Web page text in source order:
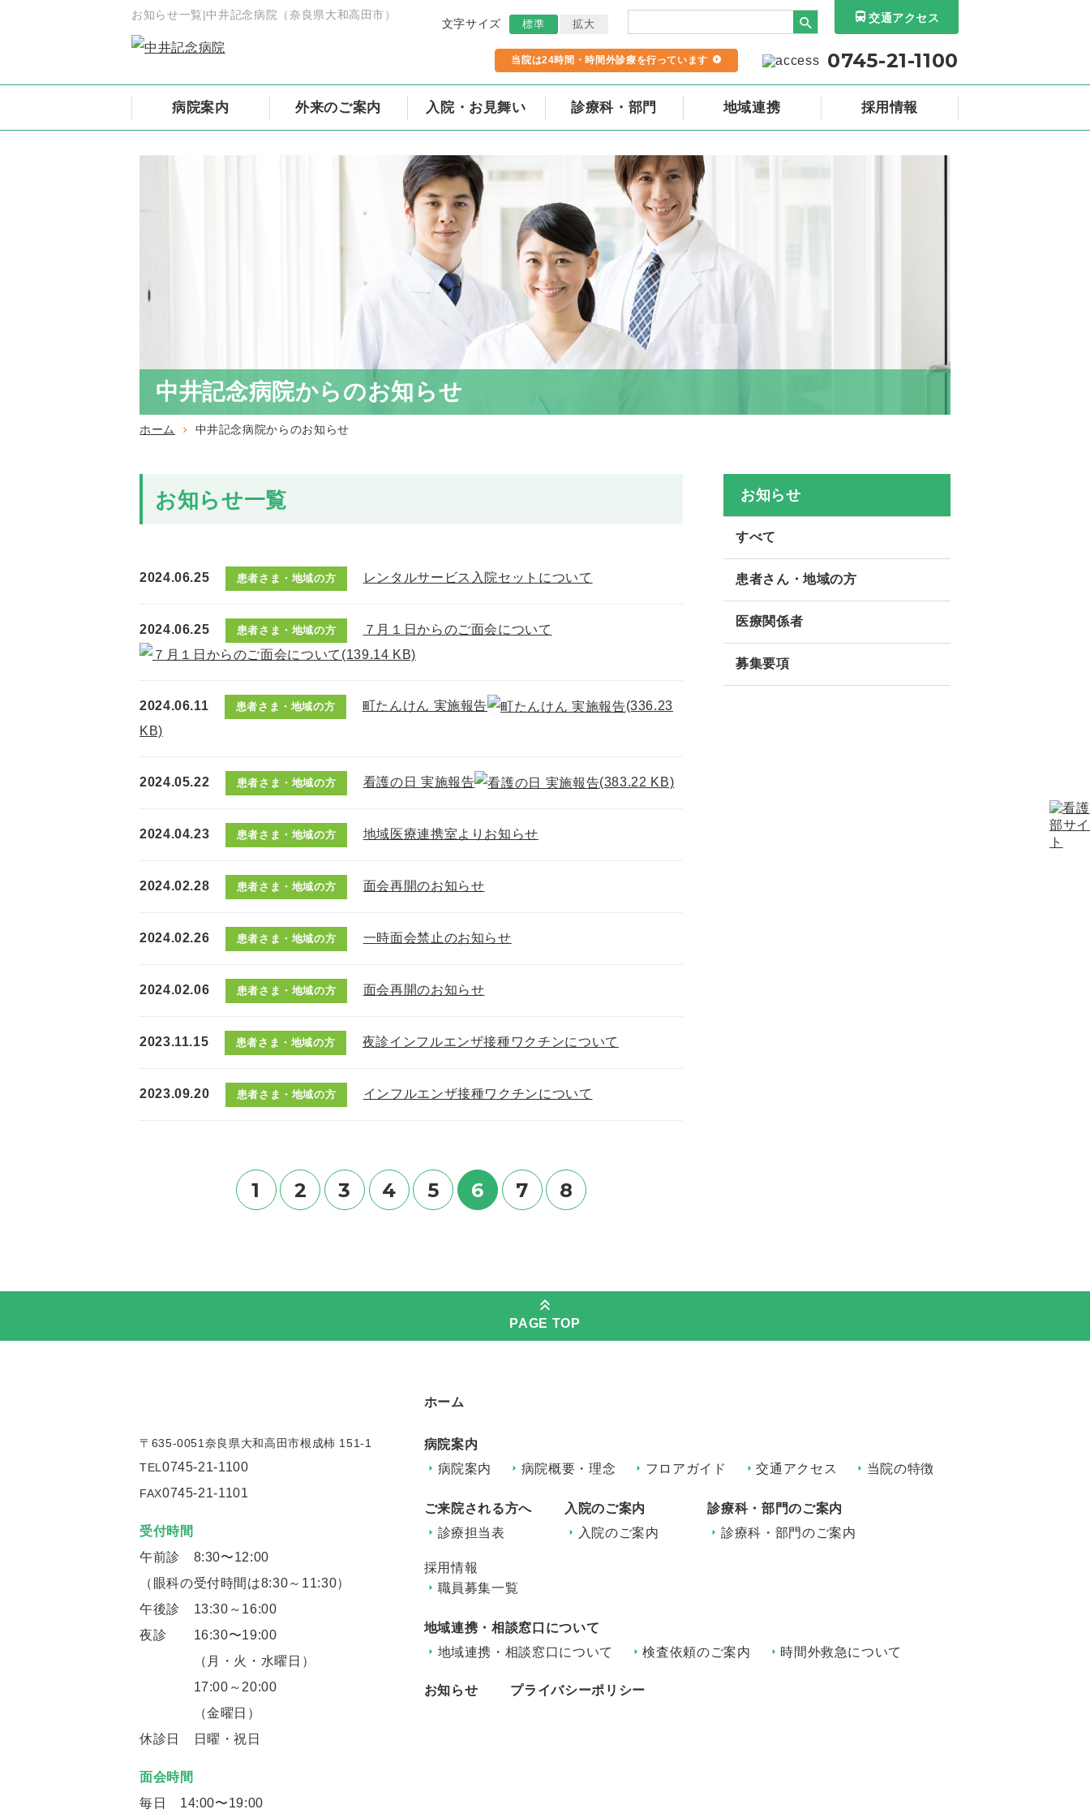
お知らせ一覧|中井記念病院（奈良県大和高田市）
文字サイズ 標準 拡大 交通アクセス
当院は24時間・時間外診療を行っています 0745-21-1100
病院案内 外来のご案内 入院・お見舞い 診療科・部門 地域連携 採用情報
中井記念病院からのお知らせ
ホーム 中井記念病院からのお知らせ
お知らせ一覧
2024.06.25 患者さま・地域の方 レンタルサービス入院セットについて
2024.06.25 患者さま・地域の方
７月１日からのご面会について
(139.14 KB)
2024.06.11 患者さま・地域の方 町たんけん 実施報告
(336.23
KB)
2024.05.22 患者さま・地域の方 看護の日 実施報告 (383.22 KB)
2024.04.23 患者さま・地域の方 地域医療連携室よりお知らせ
2024.02.28 患者さま・地域の方 面会再開のお知らせ
2024.02.26 患者さま・地域の方 一時面会禁止のお知らせ
2024.02.06 患者さま・地域の方 面会再開のお知らせ
2023.11.15 患者さま・地域の方 夜診インフルエンザ接種ワクチンについて
2023.09.20 患者さま・地域の方 インフルエンザ接種ワクチンについて
1 2 3 4 5 6 7 8
お知らせ
すべて
患者さん・地域の方
医療関係者
募集要項
PAGE TOP
〒635-0051奈良県大和高田市根成柿 151-1
TEL 0745-21-1100
FAX0745-21-1101
受付時間
午前診 8:30〜12:00
（眼科の受付時間は8:30～11:30）
午後診 13:30～16:00
夜診 16:30〜19:00
（月・火・水曜日）
17:00～20:00
（金曜日）
休診日 日曜・祝日
面会時間
毎日 14:00〜19:00
ホーム
病院案内
病院案内
病院概要・理念 フロアガイド 交通アクセス 当院の特徴
ご来院される方へ
診療担当表
入院のご案内
入院のご案内
診療科・部門のご案内
診療科・部門のご案内
採用情報
職員募集一覧
地域連携・相談窓口について
地域連携・相談窓口について
検査依頼のご案内 時間外救急について
お知らせ プライバシーポリシー